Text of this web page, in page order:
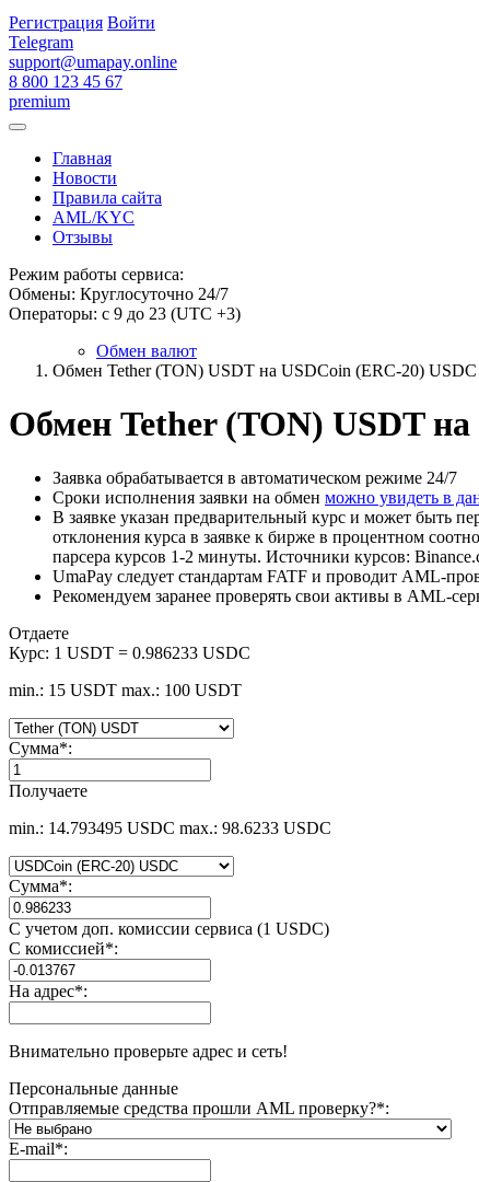
Регистрация Войти
Telegram
support@umapay.online
8 800 123 45 67
premium
Главная
Новости
Правила сайта
AML/KYC
Отзывы
Режим работы сервиса:
Обмены: Круглосуточно 24/7
Операторы: с 9 до 23 (UTC +3)
Обмен валют
Обмен Tether (TON) USDT на USDCoin (ERC-20) USDC
Обмен Tether (TON) USDT
Заявка обрабатывается в автоматическом режиме 24/7
Сроки исполнения заявки на обмен можно увидеть в
В заявке указан предварительный курс и может быть
отклонения курса в заявке к бирже в процентном
парсера курсов 1-2 минуты. Источники курсов:
UmaPay следует стандартам FATF и проводит AML-
Рекомендуем заранее проверять свои активы в AML-
Отдаете
Курс: 1 USDT = 0.986233 USDC
min.: 15 USDT max.: 100 USDT
Сумма*:
Получаете
min.: 14.793495 USDC max.: 98.6233 USDC
Сумма*:
С учетом доп. комиссии сервиса (1 USDC)
С комиссией*:
На адрес*:
Внимательно проверьте адрес и сеть!
Персональные данные
Отправляемые средства прошли AML проверку?*:
E-mail*: